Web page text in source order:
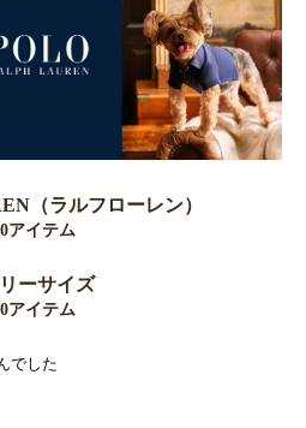
（ラルフローレン）
0アイテム
ーサイズ
0アイテム
でした